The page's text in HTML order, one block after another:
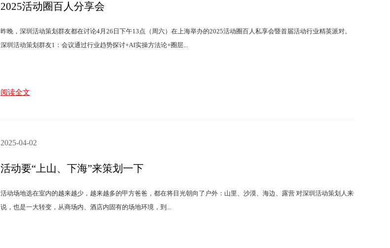
2025活动圈百人分享会
昨晚，深圳活动策划群友都在讨论4月26日下午13点（周六）在上海举办的2025活动圈百人私享会暨首届活动行业精英派对。
深圳活动策划群友1：会议通过行业趋势探讨+AI实操方法论+圈层...
阅读全文
2025-04-02
活动要“上山、下海”来策划一下
活动场地选在室内的越来越少，越来越多的甲方爸爸，都在将目光朝向了户外：山里、沙漠、海边、露营 对深圳活动策划人来
说，也是一大转变，从商场内、酒店内固有的场地环境，到...